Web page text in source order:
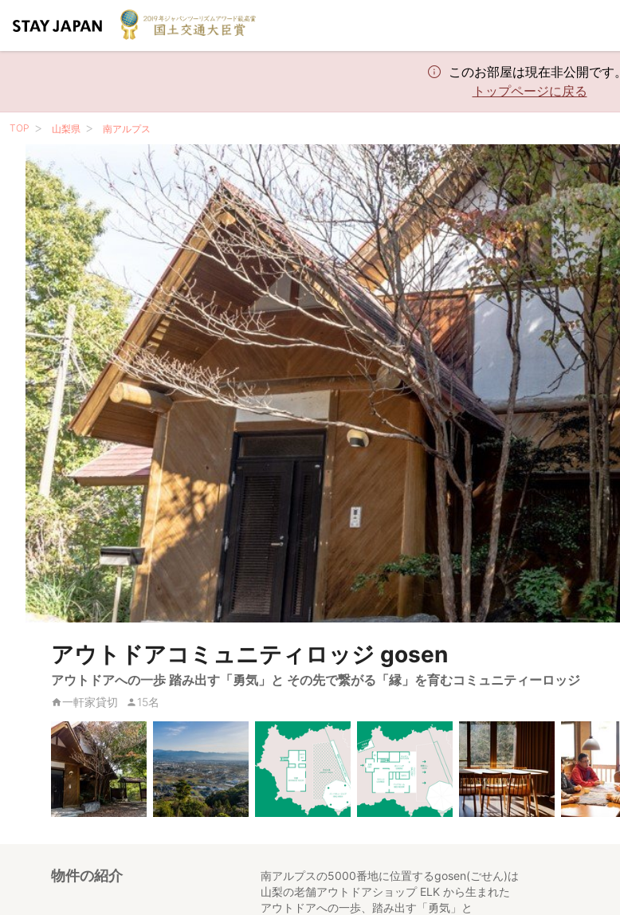
このお部屋は現在非公開です。
トップページに戻る
TOP 山梨県 南アルプス
アウトドアコミュニティロッジ gosen
アウトドアへの一歩 踏み出す「勇気」と その先で繋がる「縁」を育むコミュニティーロッジ
一軒家貸切 15名
物件の紹介
南アルプスの5000番地に位置するgosen(ごせん)は
山梨の老舗アウトドアショップ ELK から生まれた
アウトドアへの一歩、踏み出す「勇気」と